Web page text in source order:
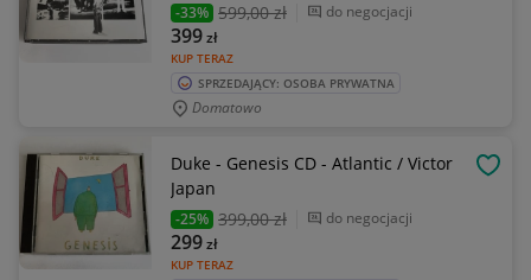
-33% 599,00 zł do negocjacji
KUP TERAZ
399zł
SPRZEDAJĄCY: OSOBA PRYWATNA
Domatowo
Duke - Genesis CD - Atlantic / Victor
Japan
-25% 399,00 zł do negocjacji
KUP TERAZ
299zł